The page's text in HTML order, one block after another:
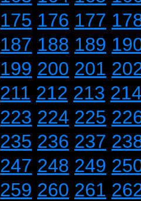
175 176 177
187 188 189
199 200 201
211 212 213
223 224 225
235 236 237
247 248 249
259 260 261